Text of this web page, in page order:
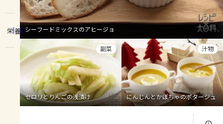
レシピ
トーク
よくあるお問い合わせ
お買い物
栄養 シーフードミックスのアヒージョ
セロリとりんごの浅漬け
副菜
にんじんとかぼちゃのポタージュ
汁物